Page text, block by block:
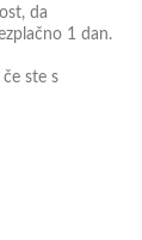
da
1 dan.
ste s